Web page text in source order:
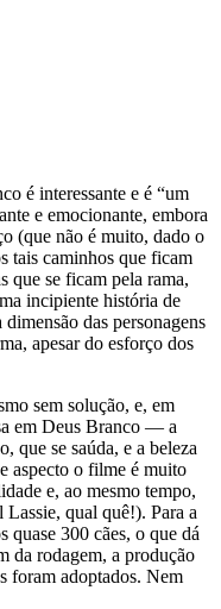
é interessante e é “um
e emocionante, embora
(que não é muito, dado o
tais caminhos que ficam
que se ficam pela rama,
incipiente história de
das personagens
apesar do esforço dos
sem solução, e, em
em Deus Branco — a
que se saúda, e a beleza
aspecto o filme é muito
e, ao mesmo tempo,
Lassie, qual quê!). Para a
quase 300 cães, o que dá
da rodagem, a produção
foram adoptados. Nem